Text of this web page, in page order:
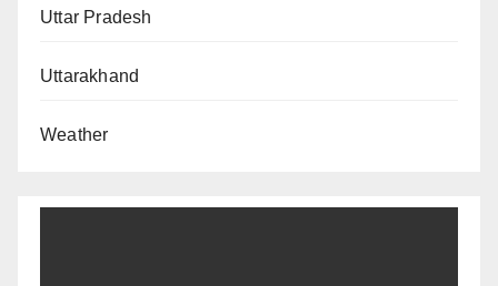
Uttar Pradesh
Uttarakhand
Weather